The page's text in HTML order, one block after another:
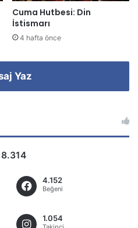
Cuma Hutbesi: Din
İstismarı
4 hafta önce
Yaz
8.314
4.152
Beğeni
1.054